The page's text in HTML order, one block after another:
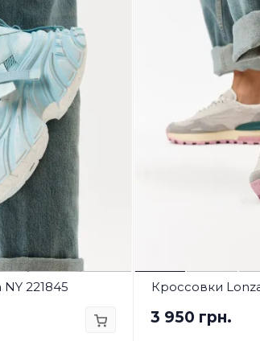
221845 Кроссовки
3 950 грн.